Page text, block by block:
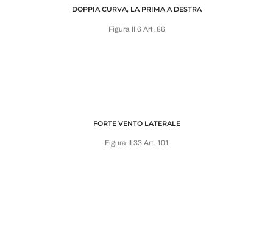
DOPPIA CURVA, LA PRIMA A DESTRA
Figura II 6 Art. 86
FORTE VENTO LATERALE
Figura II 33 Art. 101